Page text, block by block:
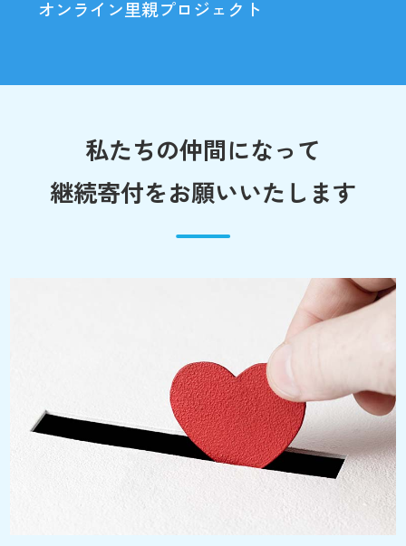
オンライン里親プロジェクト
私たちの仲間になって
継続寄付をお願いいたします